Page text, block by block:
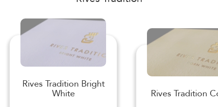
Rives Tradition Bright
White
Rives Tradition